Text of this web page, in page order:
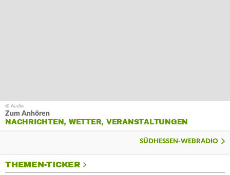
Zum Anhören
NACHRICHTEN, WETTER, VERANSTALTUNGEN
SÜDHESSEN-WEBRADIO
THEMEN-TICKER